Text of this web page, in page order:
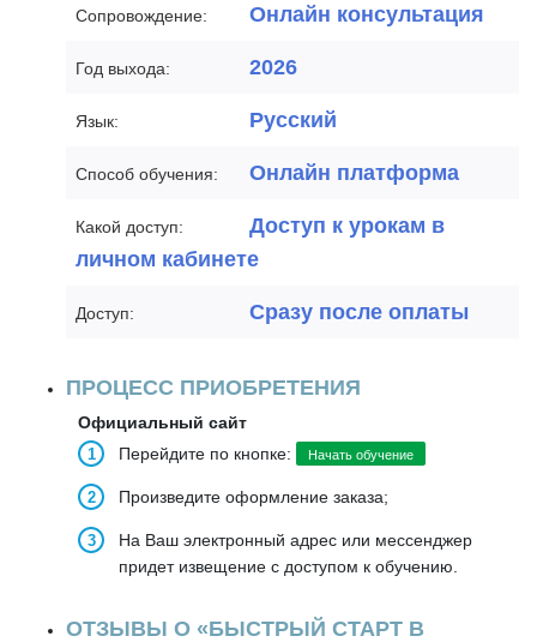
Сопровождение: Онлайн консультация
Год выхода: 2026
Язык: Русский
Способ обучения: Онлайн платформа
Какой доступ:
Доступ к урокам в
личном кабинете
Доступ: Сразу после оплаты
ПРОЦЕСС ПРИОБРЕТЕНИЯ
Официальный сайт
Перейдите по кнопке:
Начать обучение
Произведите оформление заказа;
На Ваш электронный адрес или мессенджер
придет извещение с доступом к обучению.
ОТЗЫВЫ О «БЫСТРЫЙ СТАРТ В